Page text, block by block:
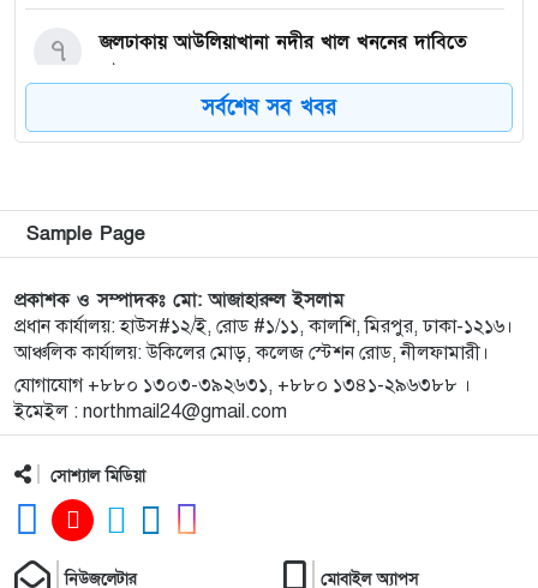
জলঢাকায় আউলিয়াখানা নদীর খাল খননের দাবিতে
মানববন্ধন
৭
দেবীগঞ্জ ইকরা মডেল মাদ্রাসার দুই শিক্ষার্থীর হিফজ
৮
কিশোরগঞ্জে ৮০ পিস ট্যাপেন্টাডল ট্যাবলেটসহ গ্রেপ্তার ২,
ওয়ারেন্টভুক্ত আসামিও আটক
৯
কিশোরগঞ্জে জুলাই গণঅভ্যুত্থান দিবস-২০২৬ উপলক্ষে
প্রস্তুতিমূলক সভা অনুষ্ঠিত
১০
ভারসাম্যহীন ও লাগামহীন ক্ষমতার কারণেই শেখ হাসিনা
গোলাম পরওয়ার
১১
বঞ্চিত করে পালিত কন্যাকে ওয়ারিশ সনদ দেওয়ার
১২
সর্বশেষ সব খবর
Sample Page
প্রকাশক ও সম্পাদকঃ মো: আজাহারুল ইসলাম
প্রধান কার্যালয়: হাউস#১২/ই, রোড #১/১১, কালশি, মিরপুর, ঢাকা-১২১৬।
আঞ্চলিক কার্যালয়: উকিলের মোড়, কলেজ স্টেশন রোড, নীলফামারী।
যোগাযোগ +৮৮০ ১৩০৩-৩৯২৬৩১, +৮৮০ ১৩৪১-২৯৬৩৮৮ ।
ইমেইল : northmail24@gmail.com
সোশ্যাল মিডিয়া
নিউজলেটার মোবাইল অ্যাপস